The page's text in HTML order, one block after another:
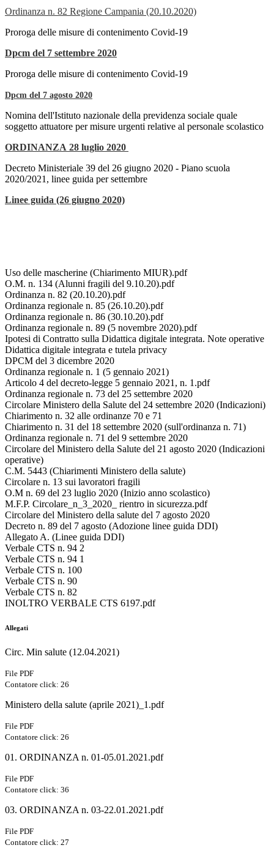
Ordinanza n. 82 Regione Campania (20.10.2020)
Proroga delle misure di contenimento Covid-19
Dpcm del 7 settembre 2020
Proroga delle misure di contenimento Covid-19
Dpcm del 7 agosto 2020
Nomina dell'Istituto nazionale della previdenza sociale quale
soggetto attuatore per misure urgenti relative al personale scolastico
ORDINANZA 28 luglio 2020
Decreto Ministeriale 39 del 26 giugno 2020 - Piano scuola
2020/2021, linee guida per settembre
Linee guida (26 giugno 2020)
Uso delle mascherine (Chiarimento MIUR).pdf
O.M. n. 134 (Alunni fragili del 9.10.20).pdf
Ordinanza n. 82 (20.10.20).pdf
Ordinanza regionale n. 85 (26.10.20).pdf
Ordinanza regionale n. 86 (30.10.20).pdf
Ordinanza regionale n. 89 (5 novembre 2020).pdf
Ipotesi di Contratto sulla Didattica digitale integrata. Note operative
Didattica digitale integrata e tutela privacy
DPCM del 3 dicembre 2020
Ordinanza regionale n. 1 (5 gennaio 2021)
Articolo 4 del decreto-legge 5 gennaio 2021, n. 1.pdf
Ordinanza regionale n. 73 del 25 settembre 2020
Circolare Ministero della Salute del 24 settembre 2020 (Indicazioni)
Chiarimento n. 32 alle ordinanze 70 e 71
Chiarimento n. 31 del 18 settembre 2020 (sull'ordinanza n. 71)
Ordinanza regionale n. 71 del 9 settembre 2020
Circolare del Ministero della Salute del 21 agosto 2020 (Indicazioni
operative)
C.M. 5443 (Chiarimenti Ministero della salute)
Circolare n. 13 sui lavoratori fragili
O.M n. 69 del 23 luglio 2020 (Inizio anno scolastico)
M.F.P. Circolare_n_3_2020_ rientro in sicurezza.pdf
Circolare del Ministero della salute del 7 agosto 2020
Decreto n. 89 del 7 agosto (Adozione linee guida DDI)
Allegato A. (Linee guida DDI)
Verbale CTS n. 94 2
Verbale CTS n. 94 1
Verbale CTS n. 100
Verbale CTS n. 90
Verbale CTS n. 82
INOLTRO VERBALE CTS 6197.pdf
Allegati
Circ. Min salute (12.04.2021)
File PDF
Contatore click: 26
Ministero della salute (aprile 2021)_1.pdf
File PDF
Contatore click: 26
01. ORDINANZA n. 01-05.01.2021.pdf
File PDF
Contatore click: 36
03. ORDINANZA n. 03-22.01.2021.pdf
File PDF
Contatore click: 27